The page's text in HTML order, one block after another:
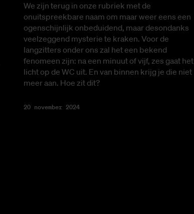
We zijn terug in onze rubriek met de
onuitspreekbare naam om maar weer eens een
ogenschijnlijk onbeduidend, maar desondanks
veelzeggend mysterie te kraken. Voor de
langzitters onder ons zal het een bekend
fenomeen zijn: na een minuut of vijf, zes gaat het
licht op de WC uit. En van binnen krijg je die niet
meer aan. Hoe zit dit?
20 november 2024